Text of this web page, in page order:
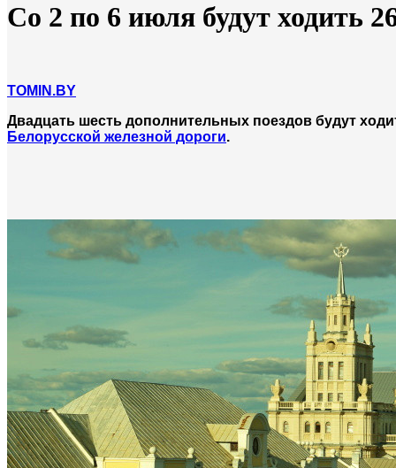
Со 2 по 6 июля будут ходить
TOMIN.BY
Двадцать шесть дополнительных поездов будут
Белорусской железной дороги.